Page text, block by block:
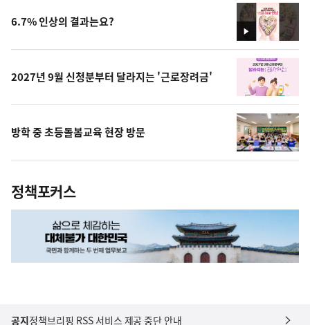
영
상
6.7% 인상의 결과는요?
2027년 9월 신청분부터 달라지는 '근로장려금'
방학 중 초등돌봄교육 현장 방문
정책포커스
공지정책브리핑 RSS 서비스 제공 중단 안내